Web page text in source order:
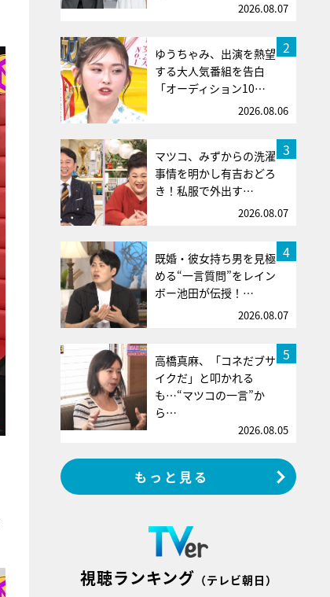
2026.08.07
2
ゆうちゃみ、出演を熱望
する大人気番組を告白
「オーディション10…
2026.08.06
3
マツコ、みずからの洗濯
事情を明かし有吉おどろ
き！私服で外出す…
2026.08.07
4
既婚・彼女持ち男を見極
める“一言質問”をレイン
ボー池田が伝授！…
2026.08.07
5
高橋真麻、「コネだブサ
イクだ」と叩かれる
も…“マツコの一言”か
ら…
2026.08.05
もっと見る
視聴ランキング （テレビ朝日）